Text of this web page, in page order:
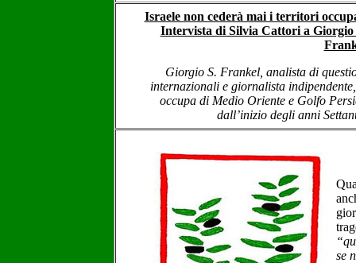
Israele non cederà mai i territori
Intervista di Silvia Cattori a Giorgio
Giorgio S. Frankel, analista di
internazionali e giornalista
occupa di Medio Oriente e Golfo
dall’inizio degli anni
se